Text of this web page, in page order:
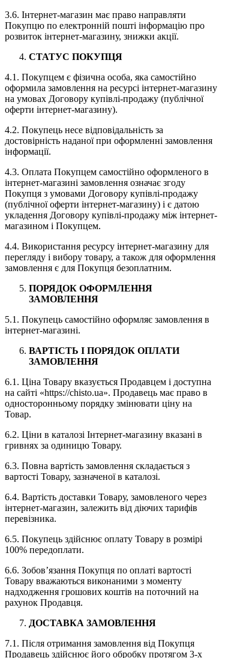
3.6. Інтернет-магазин має право направляти
Покупцю по електронній пошті інформацію про
розвиток інтернет-магазину, знижки акції.
СТАТУС ПОКУПЦЯ
4.1. Покупцем є фізична особа, яка самостійно
оформила замовлення на ресурсі інтернет-магазину
на умовах Договору купівлі-продажу (публічної
оферти інтернет-магазину).
4.2. Покупець несе відповідальність за
достовірність наданої при оформленні замовлення
інформації.
4.3. Оплата Покупцем самостійно оформленого в
інтернет-магазині замовлення означає згоду
Покупця з умовами Договору купівлі-продажу
(публічної оферти інтернет-магазину) і є датою
укладення Договору купівлі-продажу між інтернет-
магазином і Покупцем.
4.4. Використання ресурсу інтернет-магазину для
перегляду і вибору товару, а також для оформлення
замовлення є для Покупця безоплатним.
ПОРЯДОК ОФОРМЛЕННЯ
ЗАМОВЛЕННЯ
5.1. Покупець самостійно оформляє замовлення в
інтернет-магазині.
ВАРТІСТЬ І ПОРЯДОК ОПЛАТИ
ЗАМОВЛЕННЯ
6.1. Ціна Товару вказується Продавцем і доступна
на сайті «https://chisto.ua». Продавець має право в
односторонньому порядку змінювати ціну на
Товар.
6.2. Ціни в каталозі Інтернет-магазину вказані в
гривнях за одиницю Товару.
6.3. Повна вартість замовлення складається з
вартості Товару, зазначеної в каталозі.
6.4. Вартість доставки Товару, замовленого через
інтернет-магазин, залежить від діючих тарифів
перевізника.
6.5. Покупець здійснює оплату Товару в розмірі
100% передоплати.
6.6. Зобов’язання Покупця по оплаті вартості
Товару вважаються виконаними з моменту
надходження грошових коштів на поточний на
рахунок Продавця.
ДОСТАВКА ЗАМОВЛЕННЯ
7.1. Після отримання замовлення від Покупця
Продавець здійснює його обробку протягом 3-х